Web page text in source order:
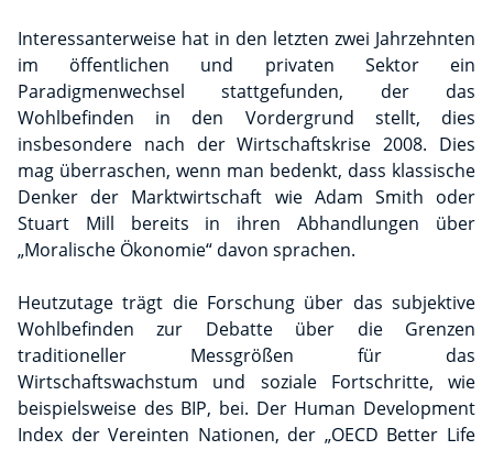
Interessanterweise hat in den letzten zwei Jahrzehnten
im öffentlichen und privaten Sektor ein
Paradigmenwechsel stattgefunden, der das
Wohlbefinden in den Vordergrund stellt, dies
insbesondere nach der Wirtschaftskrise 2008. Dies
mag überraschen, wenn man bedenkt, dass klassische
Denker der Marktwirtschaft wie Adam Smith oder
Stuart Mill bereits in ihren Abhandlungen über
„Moralische Ökonomie“ davon sprachen.
Heutzutage trägt die Forschung über das subjektive
Wohlbefinden zur Debatte über die Grenzen
traditioneller Messgrößen für das
Wirtschaftswachstum und soziale Fortschritte, wie
beispielsweise des BIP, bei. Der Human Development
Index der Vereinten Nationen, der „OECD Better Life